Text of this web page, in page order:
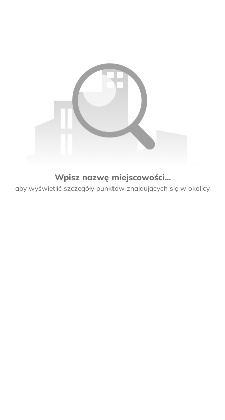
Wpisz nazwę miejscowości...
aby wyświetlić szczegóły punktów znajdujących się w okolicy